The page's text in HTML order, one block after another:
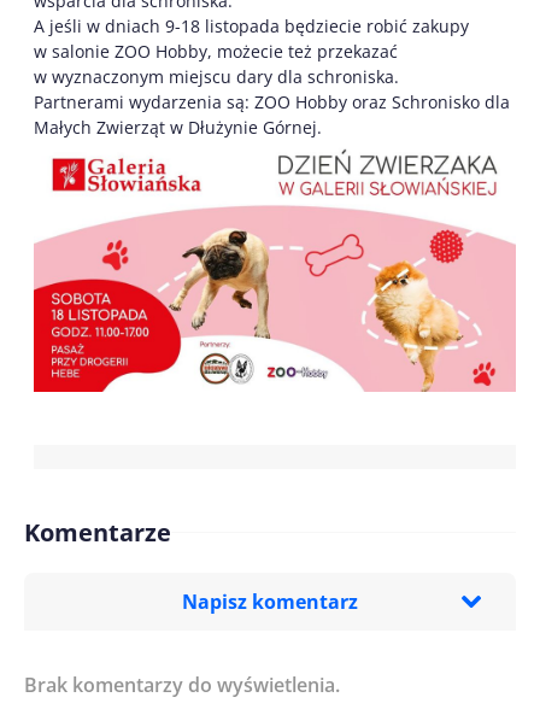
A jeśli w dniach 9-18 listopada będziecie robić zakupy
w salonie ZOO Hobby, możecie też przekazać
w wyznaczonym miejscu dary dla schroniska.
Partnerami wydarzenia są: ZOO Hobby oraz Schronisko dla
Małych Zwierząt w Dłużynie Górnej.
Komentarze
Napisz komentarz
Imię/ Nick*
Brak komentarzy do wyświetlenia.